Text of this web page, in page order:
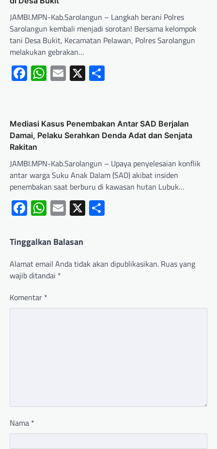
JAMBI.MPN-Kab.Sarolangun – Langkah berani Polres
Sarolangun kembali menjadi sorotan! Bersama kelompok
tani Desa Bukit, Kecamatan Pelawan, Polres Sarolangun
melakukan gebrakan…
Facebook
WhatsApp
Email
X
Mediasi Kasus Penembakan Antar SAD Berjalan
Damai, Pelaku Serahkan Denda Adat dan Senjata
Rakitan
JAMBI.MPN-Kab.Sarolangun – Upaya penyelesaian konflik
antar warga Suku Anak Dalam (SAD) akibat insiden
penembakan saat berburu di kawasan hutan Lubuk…
Facebook
WhatsApp
Email
X
Tinggalkan Balasan
Alamat email Anda tidak akan dipublikasikan. Ruas yang
wajib ditandai *
Komentar *
Nama *